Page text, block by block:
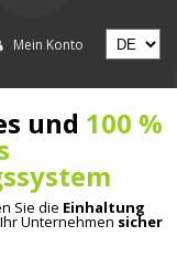
Mein Konto
und 100 %
Sie die Einhaltung
Unternehmen sicher